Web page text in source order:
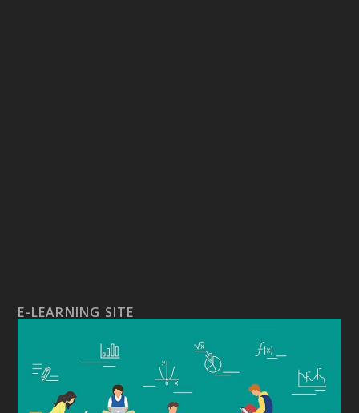
E-LEARNING SITE